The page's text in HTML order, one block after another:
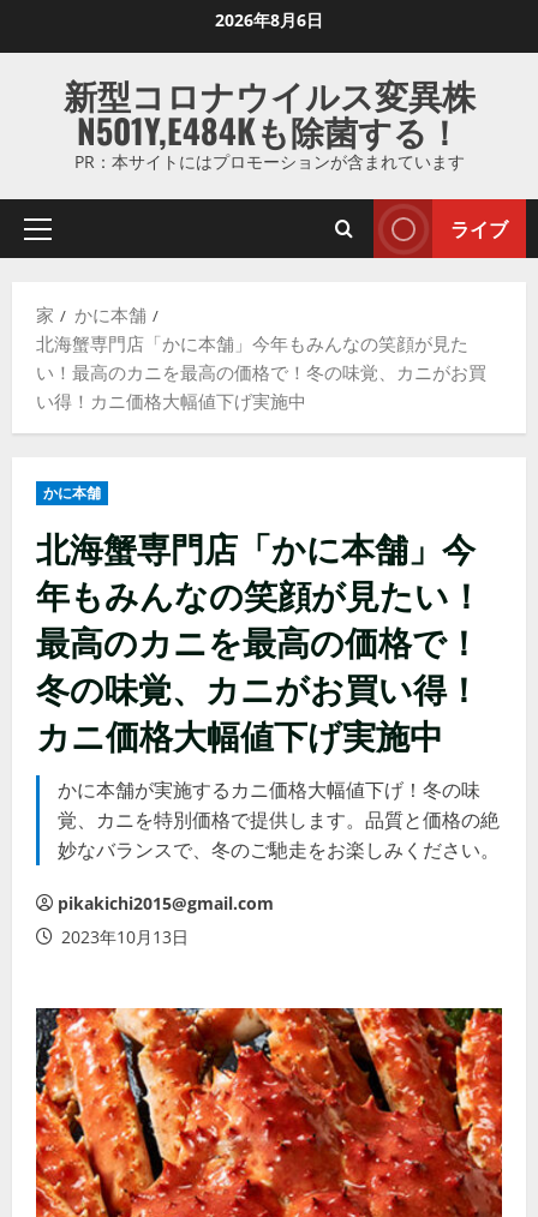
ス
ッ
2026年8月6日
新型コロナウイルス変異株
N501Y,E484Kも除菌する！
PR：本サイトにはプロモーションが含まれています
プ
マ
リ
メ
ニ
ライブ
家
かに本舗
北海蟹専門店「かに本舗」今年もみんなの笑顔が見た
い！最高のカニを最高の価格で！冬の味覚、カニがお買
い得！カニ価格大幅値下げ実施中
かに本舗
北海蟹専門店「かに本舗」今
年もみんなの笑顔が見たい！
最高のカニを最高の価格で！
冬の味覚、カニがお買い得！
カニ価格大幅値下げ実施中
かに本舗が実施するカニ価格大幅値下げ！冬の味
覚、カニを特別価格で提供します。品質と価格の絶
妙なバランスで、冬のご馳走をお楽しみください。
pikakichi2015@gmail.com
2023年10月13日